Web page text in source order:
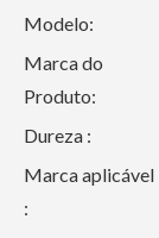
Modelo:
Marca do
Produto:
Dureza :
Marca aplicável
: